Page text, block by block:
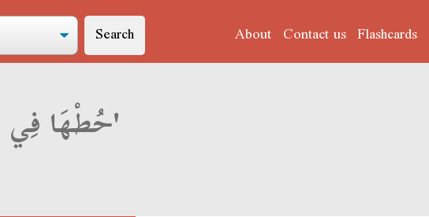
Search About Contact us Flashcards
Derja translation of 'حُطْهَا فِي رَاسُو'